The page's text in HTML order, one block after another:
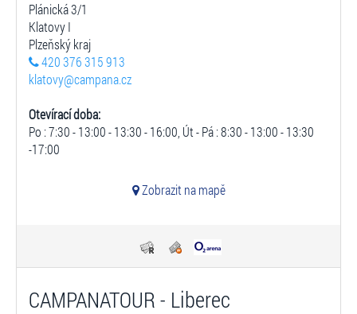
Plánická 3/1
Klatovy I
Plzeňský kraj
420 376 315 913
klatovy@campana.cz
Otevírací doba:
Po : 7:30 - 13:00 - 13:30 - 16:00, Út - Pá : 8:30 - 13:00 - 13:30
-17:00
Zobrazit na mapě
CAMPANATOUR - Liberec